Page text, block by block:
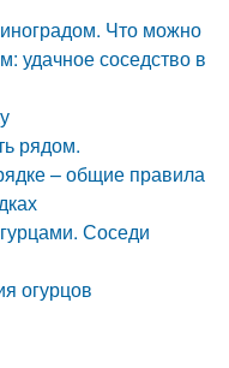
Что можно
удачное соседство в
рядом.
– общие правила
Соседи
огурцов